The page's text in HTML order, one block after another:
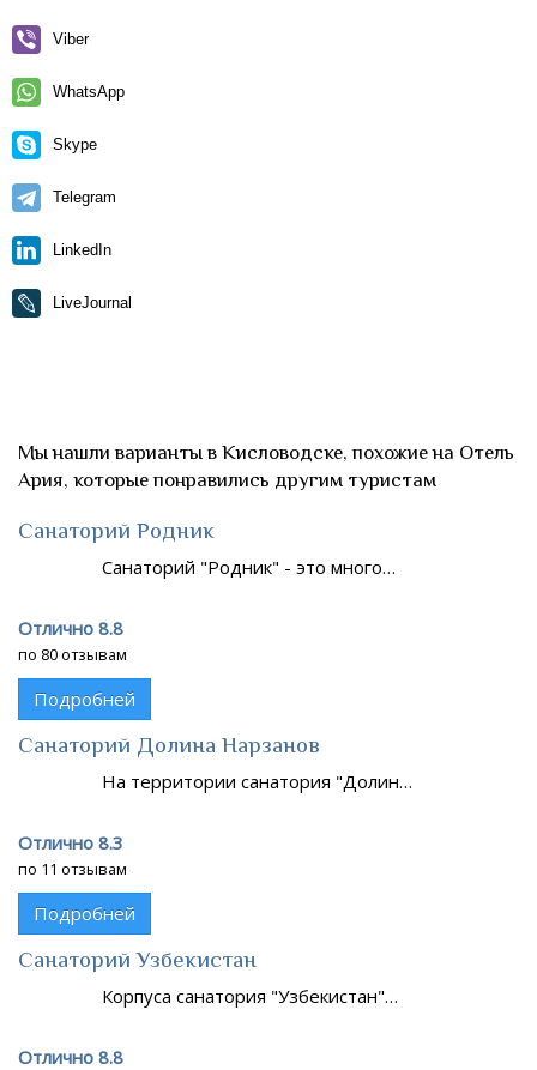
Viber
WhatsApp
Skype
Telegram
LinkedIn
LiveJournal
Мы нашли варианты в Кисловодске, похожие на Отель
Ария, которые понравились другим туристам
Санаторий Родник
Санаторий "Родник" - это много…
Отлично 8.8
по 80 отзывам
Подробней
Санаторий Долина Нарзанов
На территории санатория "Долин…
Отлично 8.3
по 11 отзывам
Подробней
Санаторий Узбекистан
Корпуса санатория "Узбекистан"…
Отлично 8.8